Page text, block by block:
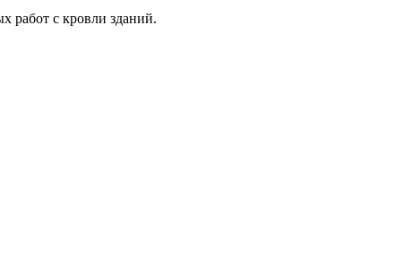
работ с кровли зданий.